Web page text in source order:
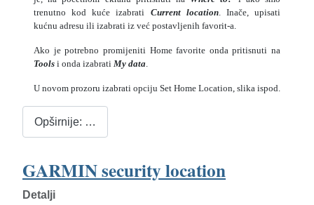
trenutno kod kuće izabrati Current location. Inače, upisati
kućnu adresu ili izabrati iz već postavljenih favorit-a.
Ako je potrebno promijeniti Home favorite onda pritisnuti na
Tools i onda izabrati My data.
U novom prozoru izabrati opciju Set Home Location, slika ispod.
Opširnije: …
GARMIN security location
Detalji